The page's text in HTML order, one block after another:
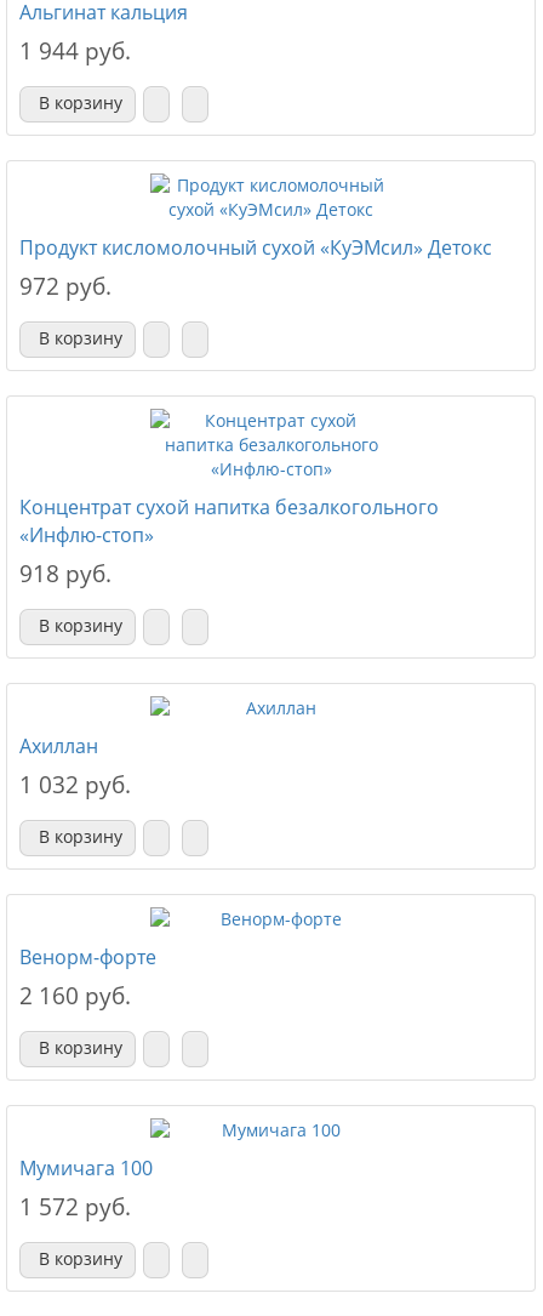
Альгинат кальция
1 944 руб.
В корзину
Продукт кисломолочный сухой «КуЭМсил» Детокс
972 руб.
В корзину
Концентрат сухой напитка безалкогольного
«Инфлю-стоп»
918 руб.
В корзину
Ахиллан
1 032 руб.
В корзину
Венорм-форте
2 160 руб.
В корзину
Мумичага 100
1 572 руб.
В корзину